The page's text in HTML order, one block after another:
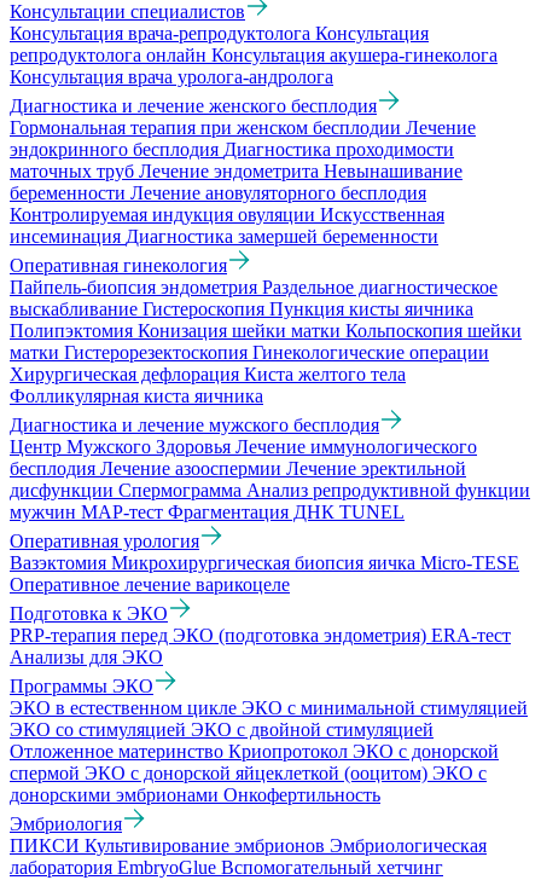
Консультации специалистов
Консультация врача-репродуктолога Консультация
репродуктолога онлайн Консультация акушера-гинеколога
Консультация врача уролога-андролога
Диагностика и лечение женского бесплодия
Гормональная терапия при женском бесплодии Лечение
эндокринного бесплодия Диагностика проходимости
маточных труб Лечение эндометрита Невынашивание
беременности Лечение ановуляторного бесплодия
Контролируемая индукция овуляции Искусственная
инсеминация Диагностика замершей беременности
Оперативная гинекология
Пайпель-биопсия эндометрия Раздельное диагностическое
выскабливание Гистероскопия Пункция кисты яичника
Полипэктомия Конизация шейки матки Кольпоскопия шейки
матки Гистерорезектоскопия Гинекологические операции
Хирургическая дефлорация Киста желтого тела
Фолликулярная киста яичника
Диагностика и лечение мужского бесплодия
Центр Мужского Здоровья Лечение иммунологического
бесплодия Лечение азооспермии Лечение эректильной
дисфункции Спермограмма Анализ репродуктивной функции
мужчин МАР-тест Фрагментация ДНК TUNEL
Оперативная урология
Вазэктомия Микрохирургическая биопсия яичка Micro-TESE
Оперативное лечение варикоцеле
Подготовка к ЭКО
PRP-терапия перед ЭКО (подготовка эндометрия) ERA-тест
Анализы для ЭКО
Программы ЭКО
ЭКО в естественном цикле ЭКО с минимальной стимуляцией
ЭКО со стимуляцией ЭКО с двойной стимуляцией
Отложенное материнство Криопротокол ЭКО с донорской
спермой ЭКО с донорской яйцеклеткой (ооцитом) ЭКО с
донорскими эмбрионами Онкофертильность
Эмбриология
ПИКСИ Культивирование эмбрионов Эмбриологическая
лаборатория EmbryoGlue Вспомогательный хетчинг